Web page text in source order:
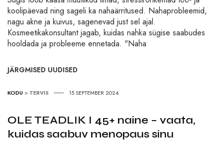
koolipäevad ning sageli ka nahaärritused. Nahaprobleemid,
nagu akne ja kuivus, sagenevad just sel ajal.
Kosmeetikakonsultant jagab, kuidas nahka sügise saabudes
hooldada ja probleeme ennetada. "Naha
JÄRGMISED UUDISED
KODU > TERVIS 15.SEPTEMBER 2024
OLE TEADLIK I 45+ naine – vaata,
kuidas saabuv menopaus sinu